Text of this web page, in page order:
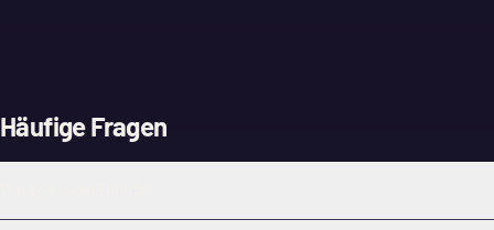
Häufige Fragen